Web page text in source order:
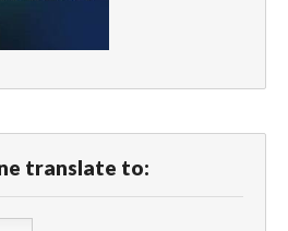
translate to: